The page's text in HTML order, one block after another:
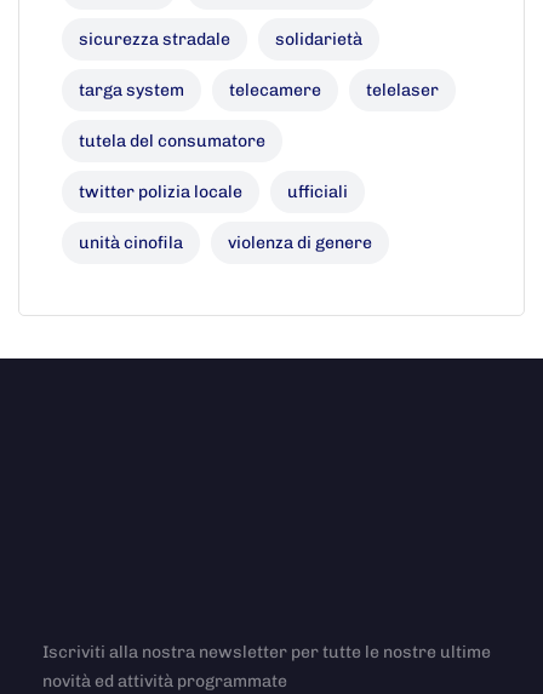
sicurezza stradale solidarietà
targa system telecamere telelaser
tutela del consumatore
twitter polizia locale ufficiali
unità cinofila violenza di genere
Iscriviti alla nostra newsletter per tutte le nostre ultime
novità ed attività programmate